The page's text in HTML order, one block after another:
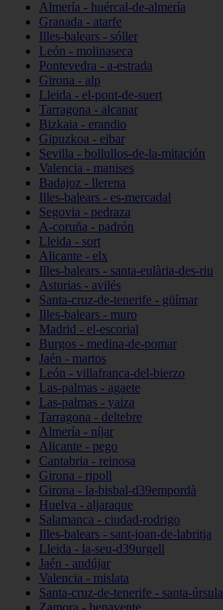
Almería - huércal-de-almería
Granada - atarfe
Illes-balears - sóller
León - molinaseca
Pontevedra - a-estrada
Girona - alp
Lleida - el-pont-de-suert
Tarragona - alcanar
Bizkaia - erandio
Gipuzkoa - eibar
Sevilla - bollullos-de-la-mitación
Valencia - manises
Badajoz - llerena
Illes-balears - es-mercadal
Segovia - pedraza
A-coruña - padrón
Lleida - sort
Alicante - elx
Illes-balears - santa-eulària-des-riu
Asturias - avilés
Santa-cruz-de-tenerife - güímar
Illes-balears - muro
Madrid - el-escorial
Burgos - medina-de-pomar
Jaén - martos
León - villafranca-del-bierzo
Las-palmas - agaete
Las-palmas - yaiza
Tarragona - deltebre
Almería - níjar
Alicante - pego
Cantabria - reinosa
Girona - ripoll
Girona - la-bisbal-d39empordà
Huelva - aljaraque
Salamanca - ciudad-rodrigo
Illes-balears - sant-joan-de-labritja
Lleida - la-seu-d39urgell
Jaén - andújar
Valencia - mislata
Santa-cruz-de-tenerife - santa-úrsula
Zamora - benavente